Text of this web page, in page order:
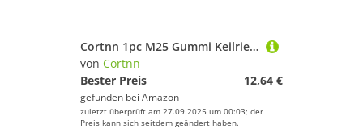
Cortnn 1pc M25 Gummi Keilriemen Antriebsriemen for Tisch Bohrmaschine Verpackung Maschine M13 M14 M16 M17 M18 M19 m20 M21 M22 M23 M24 M25 M26(M-21 Inch)
von Cortnn
Bester Preis
12,64 €
gefunden bei Amazon
zuletzt überprüft am 27.09.2025 um 00:03; der
Preis kann sich seitdem geändert haben.